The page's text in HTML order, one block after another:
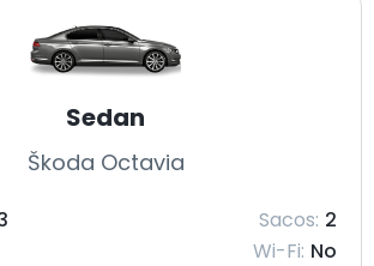
Sedan
Škoda Octavia
Sacos: 2
Wi-Fi: No